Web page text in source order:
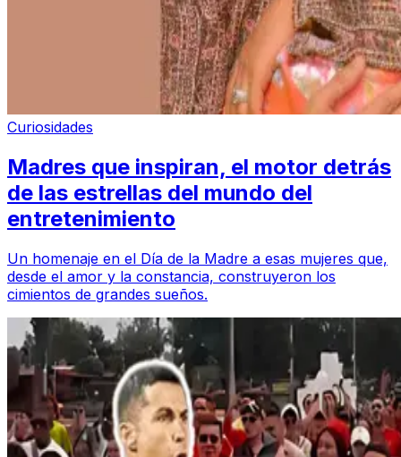
Curiosidades
Madres que inspiran, el motor detrás
de las estrellas del mundo del
entretenimiento
Un homenaje en el Día de la Madre a esas mujeres que,
desde el amor y la constancia, construyeron los
cimientos de grandes sueños.